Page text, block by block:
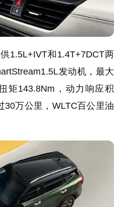
1.5L+IVT和1.4T+7DCT两
发动机，最大
矩143.8Nm，动力响应积
30万公里，WLTC百公里油